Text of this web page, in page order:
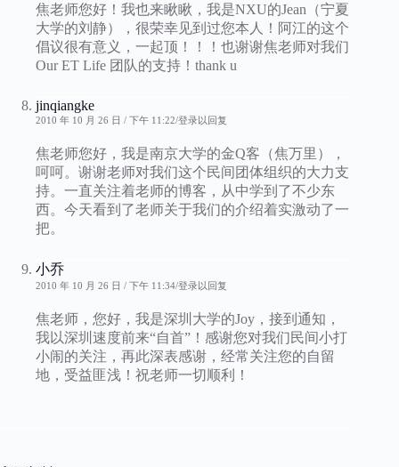
焦老师您好！我也来瞅瞅，我是NXU的Jean（宁夏
大学的刘静），很荣幸见到过您本人！阿江的这个
倡议很有意义，一起顶！！！也谢谢焦老师对我们
Our ET Life 团队的支持！thank u
jinqiangke
2010 年 10 月 26 日 / 下午 11:22 登录以回复
焦老师您好，我是南京大学的金Q客（焦万里），
呵呵。谢谢老师对我们这个民间团体组织的大力支
持。一直关注着老师的博客，从中学到了不少东
西。今天看到了老师关于我们的介绍着实激动了一
把。
小乔
2010 年 10 月 26 日 / 下午 11:34 登录以回复
焦老师，您好，我是深圳大学的Joy，接到通知，
我以深圳速度前来“自首”！感谢您对我们民间小打
小闹的关注，再此深表感谢，经常关注您的自留
地，受益匪浅！祝老师一切顺利！